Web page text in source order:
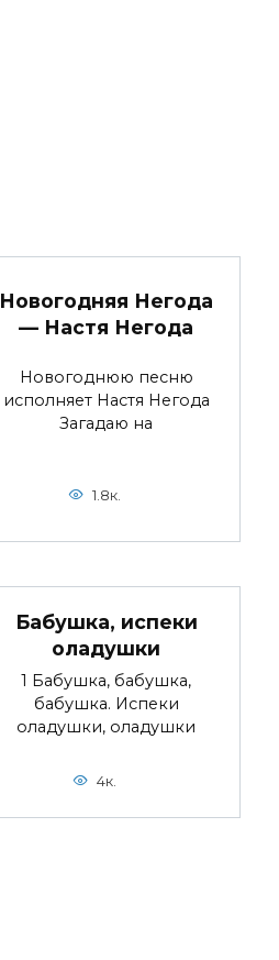
Новогодняя Негода
— Настя Негода
Новогоднюю песню
исполняет Настя Негода
Загадаю на
1.8к.
Бабушка, испеки
оладушки
1 Бабушка, бабушка,
бабушка. Испеки
оладушки, оладушки
4к.